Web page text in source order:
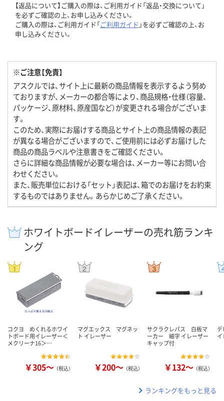
【返品について】ご購入の際は、ご利用ガイド「返品・交換について」
を必ずご確認の上、お申し込みください。
ご購入の際は、ご利用ガイド「ご利用ガイド 」を必ずご確認の上、お
申し込みください。
※ご注意【免責】
アスクルでは、サイト上に最新の商品情報を表示するよう努め
ておりますが、メーカーの都合等により、商品規格・仕様（容量、
パッケージ、原材料、原産国など）が変更される場合がございま
す。
このため、実際にお届けする商品とサイト上の商品情報の表記
が異なる場合がございますので、ご使用前には必ずお届けした
商品の商品ラベルや注意書きをご確認ください。
さらに詳細な商品情報が必要な場合は、メーカー等にお問い合
わせください。
また、販売単位における「セット」表記は、箱でのお届けをお約束
するものではありません。あらかじめご了承ください。
ホワイトボードイレーザーの売れ筋ランキ
ング
コクヨ めくれるホワイ
トボード用イレーザー＜
メクリーナ16＞…
￥305～ （税込）
マグエックス マグネッ
ト イレーザー
￥200～ （税込）
サクラクレパス 白板マ
ーカー 細字 イレーザー
キャップ付
￥132～ （税込）
ランキングをもっと見る